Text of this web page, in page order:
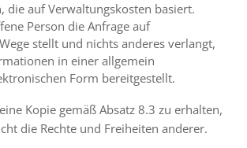
die auf Verwaltungskosten basiert.
Person die Anfrage auf
stellt und nichts anderes verlangt,
in einer allgemein
Form bereitgestellt.
Kopie gemäß Absatz 8.3 zu erhalten,
die Rechte und Freiheiten anderer.